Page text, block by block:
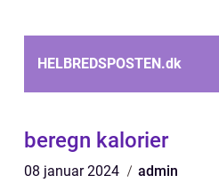
HELBREDSPOSTEN.dk
beregn kalorier
08 januar 2024 admin